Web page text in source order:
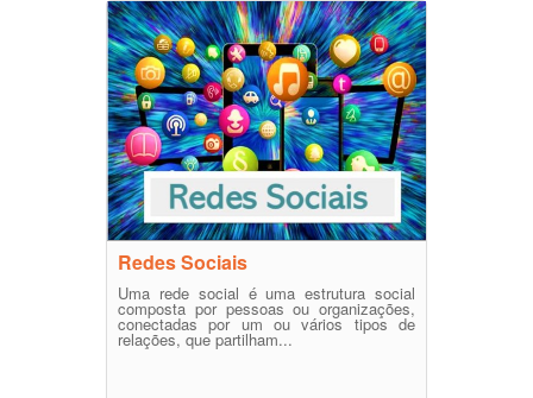
Redes Sociais
Uma rede social é uma estrutura social
composta por pessoas ou organizações,
conectadas por um ou vários tipos de
relações, que partilham...